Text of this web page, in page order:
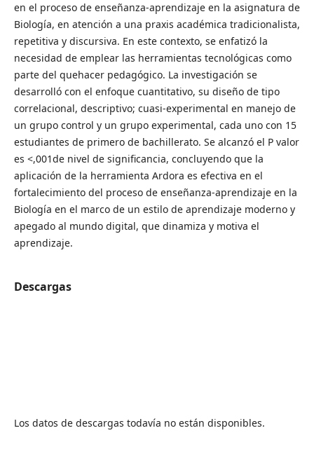
en el proceso de enseñanza-aprendizaje en la asignatura de
Biología, en atención a una praxis académica tradicionalista,
repetitiva y discursiva. En este contexto, se enfatizó la
necesidad de emplear las herramientas tecnológicas como
parte del quehacer pedagógico. La investigación se
desarrolló con el enfoque cuantitativo, su diseño de tipo
correlacional, descriptivo; cuasi-experimental en manejo de
un grupo control y un grupo experimental, cada uno con 15
estudiantes de primero de bachillerato. Se alcanzó el P valor
es <,001de nivel de significancia, concluyendo que la
aplicación de la herramienta Ardora es efectiva en el
fortalecimiento del proceso de enseñanza-aprendizaje en la
Biología en el marco de un estilo de aprendizaje moderno y
apegado al mundo digital, que dinamiza y motiva el
aprendizaje.
Descargas
Los datos de descargas todavía no están disponibles.